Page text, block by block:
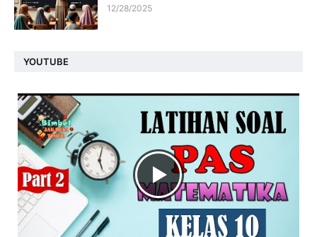
12/28/2025
YOUTUBE